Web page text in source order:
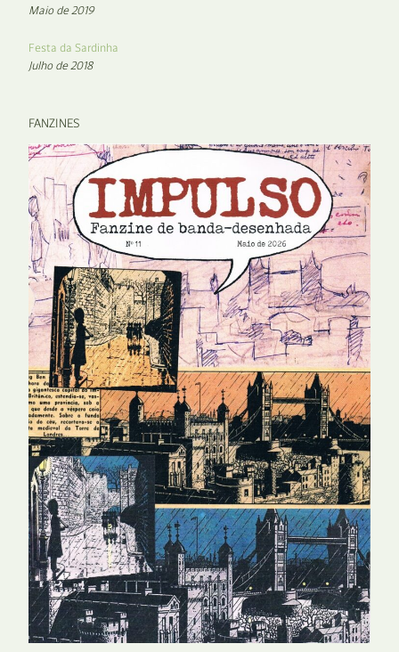
Maio de 2019
Festa da Sardinha
Julho de 2018
FANZINES